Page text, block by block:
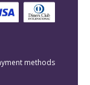
methods